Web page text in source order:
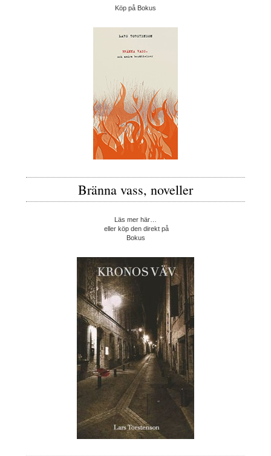
Köp på Bokus
Bränna vass, noveller
Läs mer här…
eller köp den direkt på
Bokus